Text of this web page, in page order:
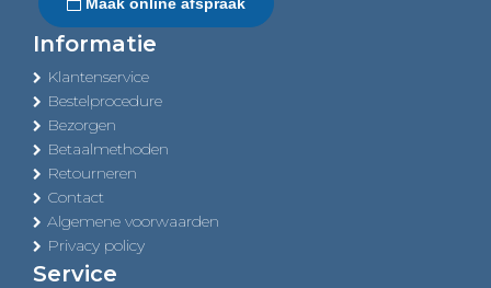
Informatie
Klantenservice
Bestelprocedure
Bezorgen
Betaalmethoden
Retourneren
Contact
Algemene voorwaarden
Privacy policy
Service